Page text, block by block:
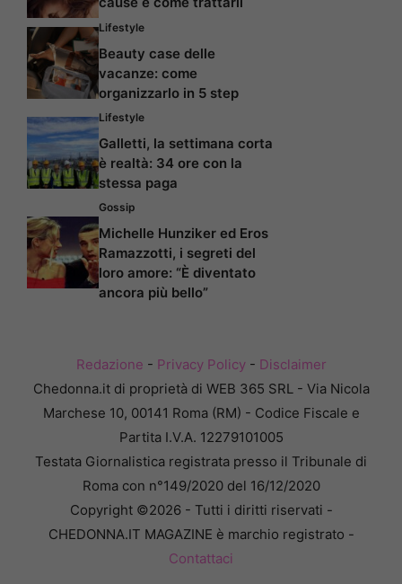
Lifestyle
Beauty case delle
vacanze: come
organizzarlo in 5 step
Lifestyle
Galletti, la settimana corta
è realtà: 34 ore con la
stessa paga
Gossip
Michelle Hunziker ed Eros
Ramazzotti, i segreti del
loro amore: “È diventato
ancora più bello”
Redazione - Privacy Policy- Disclaimer
Chedonna.it di proprietà di WEB 365 SRL - Via Nicola
Marchese 10, 00141 Roma (RM) - Codice Fiscale e
Partita I.V.A. 12279101005
Testata Giornalistica registrata presso il Tribunale di
Roma con n°149/2020 del 16/12/2020
Copyright ©2026 - Tutti i diritti riservati -
CHEDONNA.IT MAGAZINE è marchio registrato -
Contattaci